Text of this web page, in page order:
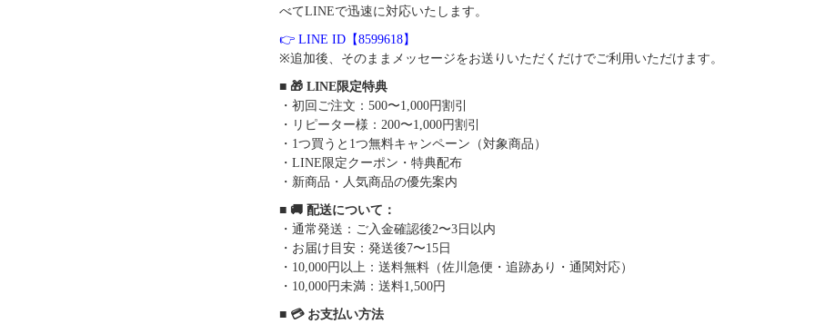
べてLINEで迅速に対応いたします。
👉 LINE ID【8599618】
※追加後、そのままメッセージをお送りいただくだけでご利用いただけます。
■ 🎁 LINE限定特典
・初回ご注文：500〜1,000円割引
・リピーター様：200〜1,000円割引
・1つ買うと1つ無料キャンペーン（対象商品）
・LINE限定クーポン・特典配布
・新商品・人気商品の優先案内
■ 🚚 配送について：
・通常発送：ご入金確認後2〜3日以内
・お届け目安：発送後7〜15日
・10,000円以上：送料無料（佐川急便・追跡あり・通関対応）
・10,000円未満：送料1,500円
■ 💳 お支払い方法